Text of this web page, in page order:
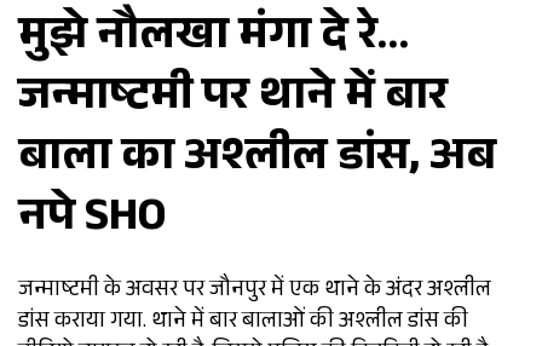
मुझे नौलखा मंगा दे रे…
जन्माष्टमी पर थाने में बार
बाला का अश्लील डांस, अब
नपे SHO
जन्माष्टमी के अवसर पर जौनपुर में एक थाने के अंदर अश्लील
डांस कराया गया. थाने में बार बालाओं की अश्लील डांस की